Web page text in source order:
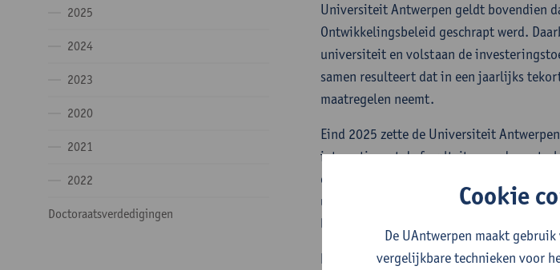
2025
2024
2023
2020
2021
2022
Doctoraatsverdedigingen
Universiteit Antwerpen geldt bovendien
Ontwikkelingsbeleid geschrapt werd.
universiteit en volstaan de
samen resulteert dat in een jaarlijks
maatregelen neemt.
Eind 2025 zette de Universiteit
interactie met de faculteiten en de
concrete besparingsmaatregelen.
universiteit bijkomende waarde en
leverde zowat 250 voorstellen op:
Begeleiding tijdens veranderingen
Cookie
De UAntwerpen maakt
vergelijkbare technieken voor